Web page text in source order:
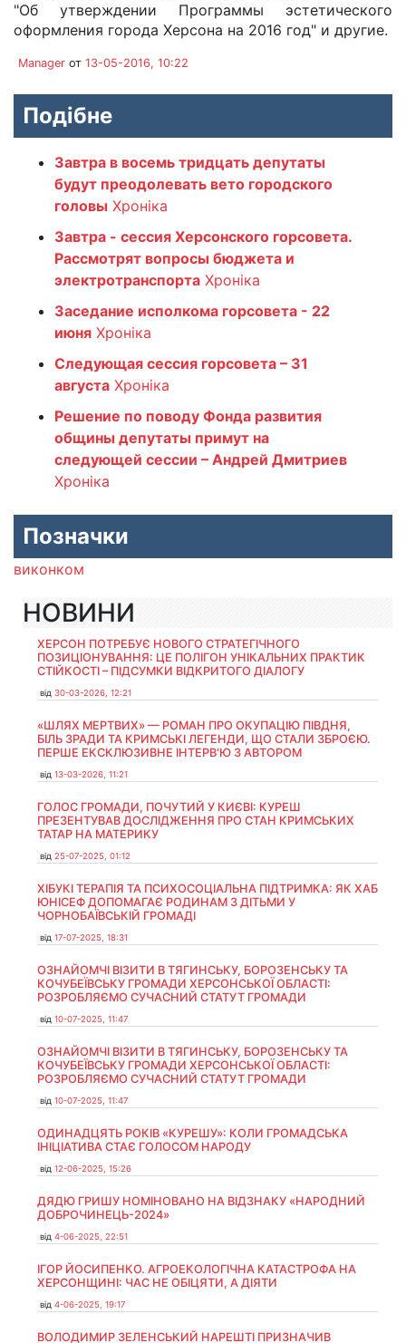
"Об утверждении Программы эстетического
оформления города Херсона на 2016 год" и другие.
Manager от 13-05-2016, 10:22
Подібне
Завтра в восемь тридцать депутаты
будут преодолевать вето городского
головы Хроніка
Завтра - сессия Херсонского горсовета.
Рассмотрят вопросы бюджета и
электротранспорта Хроніка
Заседание исполкома горсовета - 22
июня Хроніка
Следующая сессия горсовета – 31
августа Хроніка
Решение по поводу Фонда развития
общины депутаты примут на
следующей сессии – Андрей Дмитриев
Хроніка
Позначки
виконком
НОВИНИ
ХЕРСОН ПОТРЕБУЄ НОВОГО СТРАТЕГІЧНОГО
ПОЗИЦІОНУВАННЯ: ЦЕ ПОЛІГОН УНІКАЛЬНИХ ПРАКТИК
СТІЙКОСТІ – ПІДСУМКИ ВІДКРИТОГО ДІАЛОГУ
від 30-03-2026, 12:21
«ШЛЯХ МЕРТВИХ» — РОМАН ПРО ОКУПАЦІЮ ПІВДНЯ,
БІЛЬ ЗРАДИ ТА КРИМСЬКІ ЛЕГЕНДИ, ЩО СТАЛИ ЗБРОЄЮ.
ПЕРШЕ ЕКСКЛЮЗИВНЕ ІНТЕРВ'Ю З АВТОРОМ
від 13-03-2026, 11:21
ГОЛОС ГРОМАДИ, ПОЧУТИЙ У КИЄВІ: КУРЕШ
ПРЕЗЕНТУВАВ ДОСЛІДЖЕННЯ ПРО СТАН КРИМСЬКИХ
ТАТАР НА МАТЕРИКУ
від 25-07-2025, 01:12
ХІБУКІ ТЕРАПІЯ ТА ПСИХОСОЦІАЛЬНА ПІДТРИМКА: ЯК ХАБ
ЮНІСЕФ ДОПОМАГАЄ РОДИНАМ З ДІТЬМИ У
ЧОРНОБАЇВСЬКІЙ ГРОМАДІ
від 17-07-2025, 18:31
ОЗНАЙОМЧІ ВІЗИТИ В ТЯГИНСЬКУ, БОРОЗЕНСЬКУ ТА
КОЧУБЕЇВСЬКУ ГРОМАДИ ХЕРСОНСЬКОЇ ОБЛАСТІ:
РОЗРОБЛЯЄМО СУЧАСНИЙ СТАТУТ ГРОМАДИ
від 10-07-2025, 11:47
ОЗНАЙОМЧІ ВІЗИТИ В ТЯГИНСЬКУ, БОРОЗЕНСЬКУ ТА
КОЧУБЕЇВСЬКУ ГРОМАДИ ХЕРСОНСЬКОЇ ОБЛАСТІ:
РОЗРОБЛЯЄМО СУЧАСНИЙ СТАТУТ ГРОМАДИ
від 10-07-2025, 11:47
ОДИНАДЦЯТЬ РОКІВ «КУРЕШУ»: КОЛИ ГРОМАДСЬКА
ІНІЦІАТИВА СТАЄ ГОЛОСОМ НАРОДУ
від 12-06-2025, 15:26
ДЯДЮ ГРИШУ НОМІНОВАНО НА ВІДЗНАКУ «НАРОДНИЙ
ДОБРОЧИНЕЦЬ-2024»
від 4-06-2025, 22:51
ІГОР ЙОСИПЕНКО. АГРОЕКОЛОГІЧНА КАТАСТРОФА НА
ХЕРСОНЩИНІ: ЧАС НЕ ОБІЦЯТИ, А ДІЯТИ
від 4-06-2025, 19:17
ВОЛОДИМИР ЗЕЛЕНСЬКИЙ НАРЕШТІ ПРИЗНАЧИВ